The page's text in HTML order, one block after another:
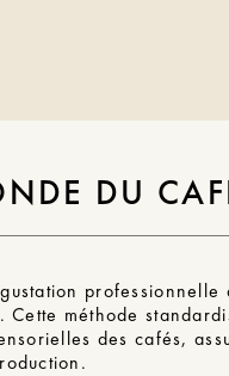
DU
méthode
des cafés,